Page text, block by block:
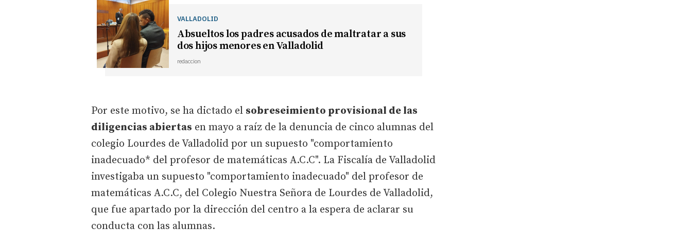
VALLADOLID
Absueltos los padres acusados de maltratar a sus
dos hijos menores en Valladolid
redaccion
Por este motivo, se ha dictado el sobreseimiento provisional de las
diligencias abiertas en mayo a raíz de la denuncia de cinco alumnas del
colegio Lourdes de Valladolid por un supuesto "comportamiento
inadecuado* del profesor de matemáticas A.C.C". La Fiscalía de Valladolid
investigaba un supuesto "comportamiento inadecuado" del profesor de
matemáticas A.C.C, del Colegio Nuestra Señora de Lourdes de Valladolid,
que fue apartado por la dirección del centro a la espera de aclarar su
conducta con las alumnas.